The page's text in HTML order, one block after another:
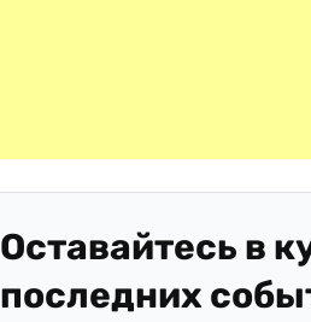
Оставайтесь в
последних